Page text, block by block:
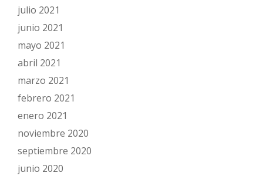
julio 2021
junio 2021
mayo 2021
abril 2021
marzo 2021
febrero 2021
enero 2021
noviembre 2020
septiembre 2020
junio 2020